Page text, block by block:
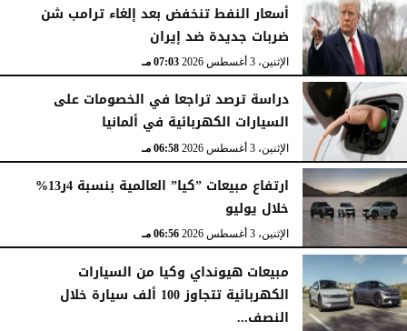
أسعار النفط تنخفض بعد إلغاء ترامب شن
ضربات جديدة ضد إيران
الإثنين، 3 أغسطس 2026 07:03 مـ
دراسة ترصد تراجعا في الخصومات على
السيارات الكهربائية في ألمانيا
الإثنين، 3 أغسطس 2026 06:58 مـ
ارتفاع مبيعات ”كيا” العالمية بنسبة 4ر13%
خلال يوليو
الإثنين، 3 أغسطس 2026 06:56 مـ
مبيعات هيونداي وكيا من السيارات
الكهربائية تتجاوز 100 ألف سيارة خلال
النصف...